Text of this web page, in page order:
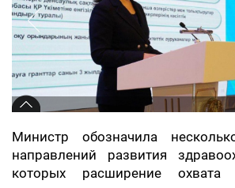
Министр обозначила
направлений развития
которых расширение охвата